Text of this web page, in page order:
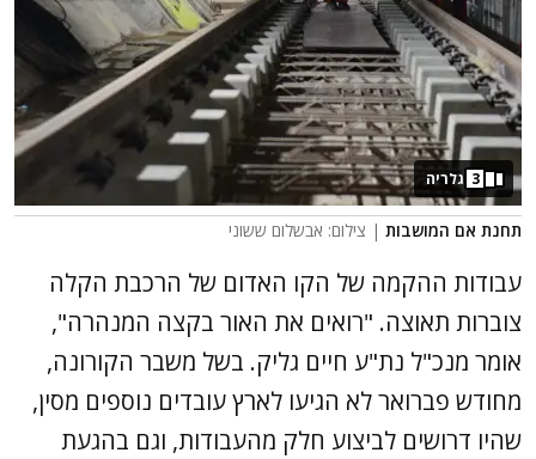
תחנת אם המושבות | צילום: אבשלום ששוני
3 גלריה
עבודות ההקמה של הקו האדום של הרכבת הקלה
צוברות תאוצה. "רואים את האור בקצה המנהרה",
אומר מנכ"ל נת"ע חיים גליק. בשל משבר הקורונה,
מחודש פברואר לא הגיעו לארץ עובדים נוספים מסין,
שהיו דרושים לביצוע חלק מהעבודות, וגם בהגעת